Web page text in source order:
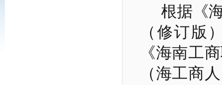
根据《
（修订版
《海南工
（海工商